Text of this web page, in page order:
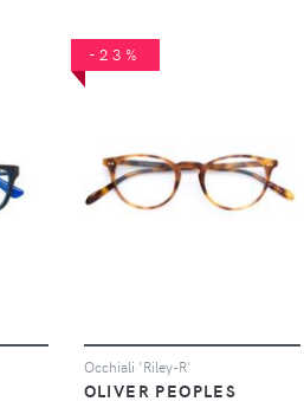
-23%
Occhiali 'Riley-R'
OLIVER PEOPLES